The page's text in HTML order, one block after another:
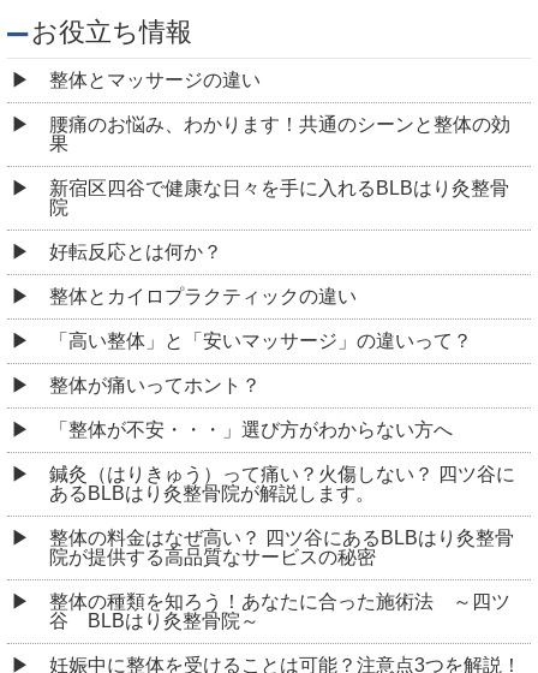
お役立ち情報
整体とマッサージの違い
腰痛のお悩み、わかります！共通のシーンと整体の効
果
新宿区四谷で健康な日々を手に入れるBLBはり灸整骨
院
好転反応とは何か？
整体とカイロプラクティックの違い
「高い整体」と「安いマッサージ」の違いって？
整体が痛いってホント？
「整体が不安・・・」選び方がわからない方へ
鍼灸（はりきゅう）って痛い？火傷しない？ 四ツ谷に
あるBLBはり灸整骨院が解説します。
整体の料金はなぜ高い？ 四ツ谷にあるBLBはり灸整骨
院が提供する高品質なサービスの秘密
整体の種類を知ろう！あなたに合った施術法 ～四ツ
谷 BLBはり灸整骨院～
妊娠中に整体を受けることは可能？注意点3つを解説！